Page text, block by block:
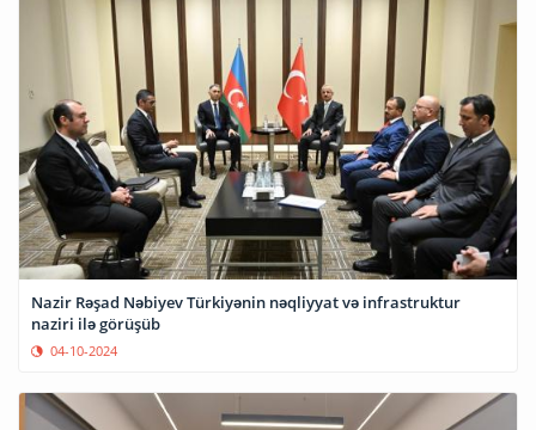
Nazir Rəşad Nəbiyev Türkiyənin nəqliyyat və infrastruktur
naziri ilə görüşüb
04-10-2024